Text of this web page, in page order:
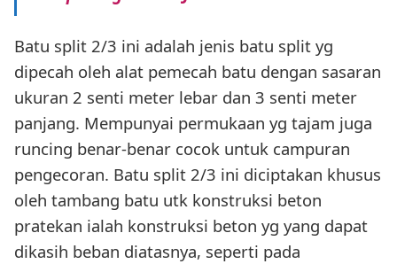
Batu split 2/3 ini adalah jenis batu split yg
dipecah oleh alat pemecah batu dengan sasaran
ukuran 2 senti meter lebar dan 3 senti meter
panjang. Mempunyai permukaan yg tajam juga
runcing benar-benar cocok untuk campuran
pengecoran. Batu split 2/3 ini diciptakan khusus
oleh tambang batu utk konstruksi beton
pratekan ialah konstruksi beton yg yang dapat
dikasih beban diatasnya, seperti pada